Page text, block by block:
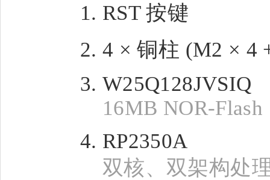
RST 按键
4 × 铜柱 (M2 × 4
W25Q128JVSIQ
16MB NOR-Flash
RP2350A
双核、双架构处